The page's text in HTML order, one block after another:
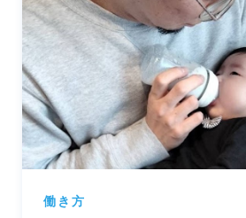
働き方